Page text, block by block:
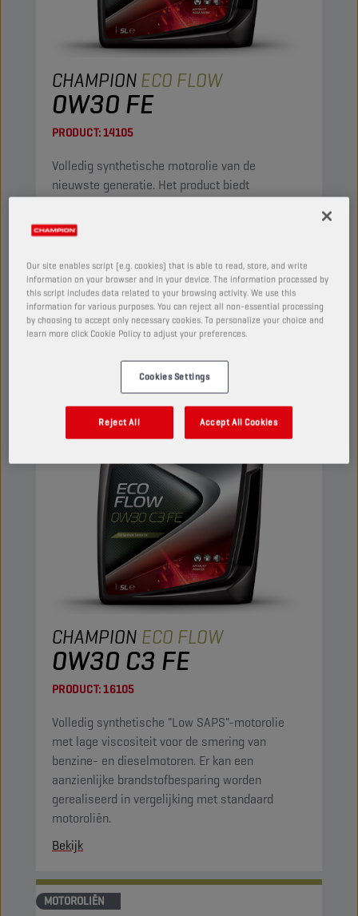
CHAMPIONECO FLOW
0W30 FE
PRODUCT:14105
Volledig synthetische motorolie van de
nieuwste generatie. Het product biedt
directe smering na het starten wordt verzekerd.
Door de lage viscositeit is het een
brandstofbesparende olie.
Bekijk
CHAMPION ECO FLOW
0W30 C3 FE
PRODUCT:16105
Volledig synthetische "Low SAPS"-motorolie
met lage viscositeit voor de smering van
benzine- en dieselmotoren. Er kan een
aanzienlijke brandstofbesparing worden
gerealiseerd in vergelijking met standaard
motoroliën.
Bekijk
MOTOROLIËN
Our site enables script (e.g. cookies) that is able to read, store, and write
information on your browser and in your device. The information processed by
this script includes data related to your browsing activity. We use this
information for various purposes. You can reject all non-essential processing
by choosing to accept only necessary cookies. To personalize your choice and
learn more click Cookie Policy to adjust your preferences.
Cookies Settings
Reject All Accept All Cookies